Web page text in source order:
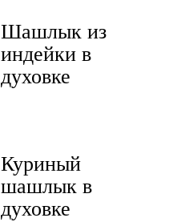
Шашлык из
индейки в
духовке
Куриный
шашлык в
духовке